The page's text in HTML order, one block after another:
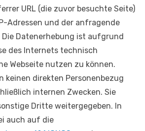
URL (die zuvor besuchte Seite)
Adressen und der anfragende
Die Datenerhebung ist aufgrund
des Internets technisch
Webseite nutzen zu können.
keinen direkten Personenbezug
internen Zwecken. Sie
Dritte weitergegeben. In
auch auf die